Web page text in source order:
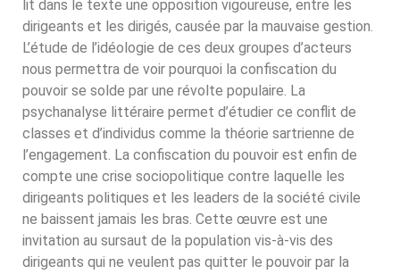
lit dans le texte une opposition vigoureuse, entre les
dirigeants et les dirigés, causée par la mauvaise gestion.
L’étude de l’idéologie de ces deux groupes d’acteurs
nous permettra de voir pourquoi la confiscation du
pouvoir se solde par une révolte populaire. La
psychanalyse littéraire permet d’étudier ce conflit de
classes et d’individus comme la théorie sartrienne de
l’engagement. La confiscation du pouvoir est enfin de
compte une crise sociopolitique contre laquelle les
dirigeants politiques et les leaders de la société civile
ne baissent jamais les bras. Cette œuvre est une
invitation au sursaut de la population vis-à-vis des
dirigeants qui ne veulent pas quitter le pouvoir par la